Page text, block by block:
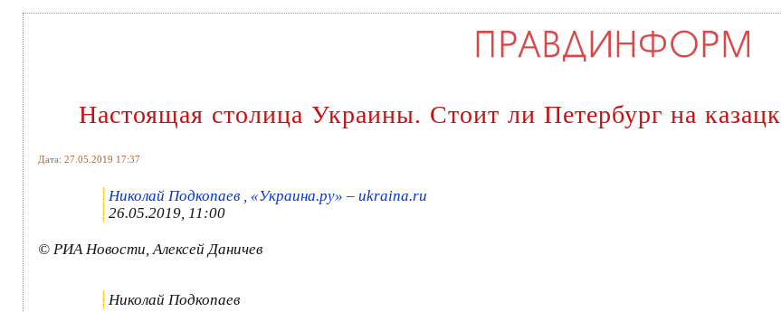
Настоящая столица Украины. Стоит ли Петербург на
Дата: 27.05.2019 17:37
Николай Подкопаев , «Украина.ру» – ukraina.ru
26.05.2019, 11:00
© РИА Новости, Алексей Даничев
Николай Подкопаев